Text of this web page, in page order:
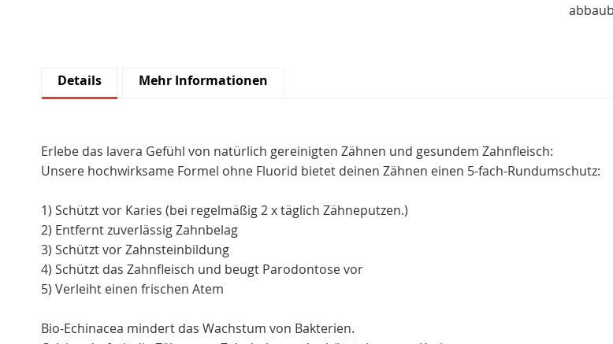
Details
Erlebe das lavera Gefühl von natürlich gereinigten Zähnen und gesundem Zahnfleisch:
Unsere hochwirksame Formel ohne Fluorid bietet deinen Zähnen einen 5-fach-Rundumschutz:
1) Schützt vor Karies (bei regelmäßig 2 x täglich Zähneputzen.)
2) Entfernt zuverlässig Zahnbelag
3) Schützt vor Zahnsteinbildung
4) Schützt das Zahnfleisch und beugt Parodontose vor
5) Verleiht einen frischen Atem
Bio-Echinacea mindert das Wachstum von Bakterien.
Mehr Informationen